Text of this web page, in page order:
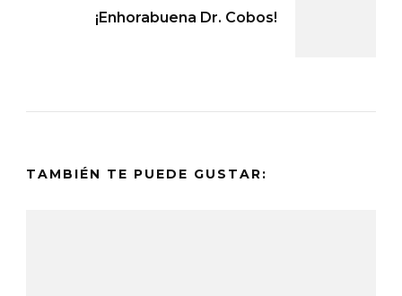
¡Enhorabuena Dr. Cobos!
TAMBIÉN TE PUEDE GUSTAR: